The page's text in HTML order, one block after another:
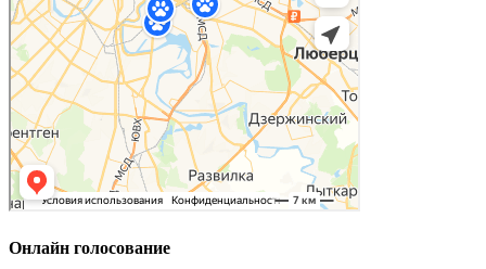
Онлайн голосование